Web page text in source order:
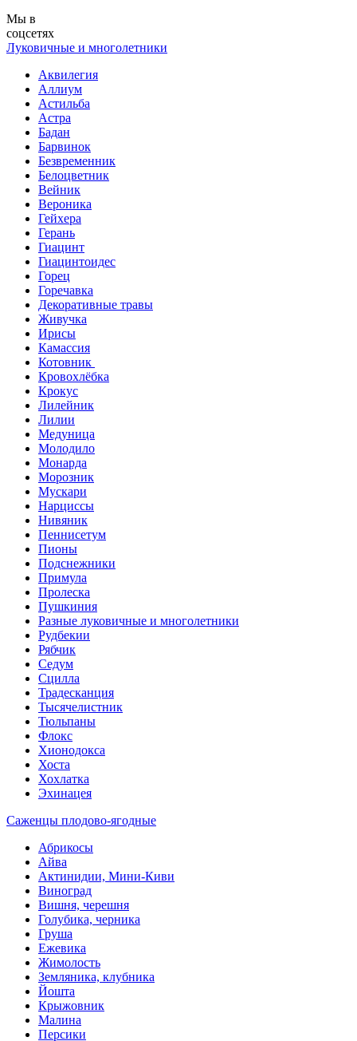
Мы в
соцсетях
Луковичные и многолетники
Аквилегия
Аллиум
Астильба
Астра
Бадан
Барвинок
Безвременник
Белоцветник
Вейник
Вероника
Гейхера
Герань
Гиацинт
Гиацинтоидес
Горец
Горечавка
Декоративные травы
Живучка
Ирисы
Камассия
Котовник
Кровохлёбка
Крокус
Лилейник
Лилии
Медуница
Молодило
Монарда
Морозник
Мускари
Нарциссы
Нивяник
Пеннисетум
Пионы
Подснежники
Примула
Пролеска
Пушкиния
Разные луковичные и многолетники
Рудбекии
Рябчик
Седум
Сцилла
Традесканция
Тысячелистник
Тюльпаны
Флокс
Хионодокса
Хоста
Хохлатка
Эхинацея
Саженцы плодово-ягодные
Абрикосы
Айва
Актинидии, Мини-Киви
Виноград
Вишня, черешня
Голубика, черника
Груша
Ежевика
Жимолость
Земляника, клубника
Йошта
Крыжовник
Малина
Персики